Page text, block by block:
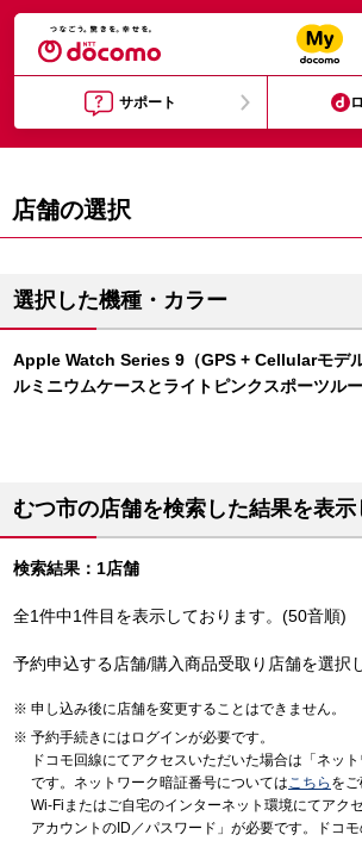
サポート
店舗の選択
選択した機種・カラー
Apple Watch Series 9（GPS + Cellularモデ
ルミニウムケースとライトピンクスポーツル
むつ市の店舗を検索した結果を表
検索結果：1店舗
全1件中1件目を表示しております。(50音順)
予約申込する店舗/購入商品受取り店舗を選択
申し込み後に店舗を変更することはできません。
予約手続きにはログインが必要です。
ドコモ回線にてアクセスいただいた場合は「ネッ
です。ネットワーク暗証番号についてはこちら をご
Wi-Fiまたはご自宅のインターネット環境にてアク
アカウントのID／パスワード」が必要です。ドコ